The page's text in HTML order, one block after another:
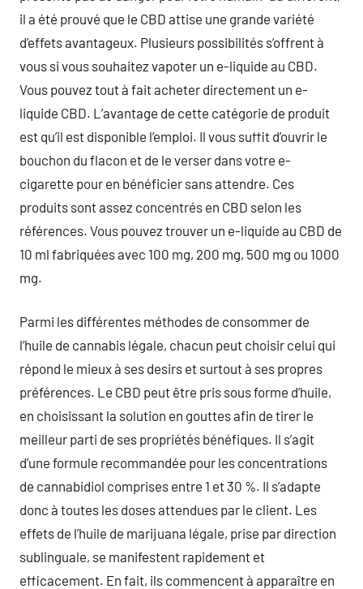
il a été prouvé que le CBD attise une grande variété
d’effets avantageux. Plusieurs possibilités s’offrent à
vous si vous souhaitez vapoter un e-liquide au CBD.
Vous pouvez tout à fait acheter directement un e-
liquide CBD. L’avantage de cette catégorie de produit
est qu’il est disponible l’emploi. Il vous suffit d’ouvrir le
bouchon du flacon et de le verser dans votre e-
cigarette pour en bénéficier sans attendre. Ces
produits sont assez concentrés en CBD selon les
références. Vous pouvez trouver un e-liquide au CBD de
10 ml fabriquées avec 100 mg, 200 mg, 500 mg ou 1000
mg.
Parmi les différentes méthodes de consommer de
l’huile de cannabis légale, chacun peut choisir celui qui
répond le mieux à ses desirs et surtout à ses propres
préférences. Le CBD peut être pris sous forme d’huile,
en choisissant la solution en gouttes afin de tirer le
meilleur parti de ses propriétés bénéfiques. Il s’agit
d’une formule recommandée pour les concentrations
de cannabidiol comprises entre 1 et 30 %. Il s’adapte
donc à toutes les doses attendues par le client. Les
effets de l’huile de marijuana légale, prise par direction
sublinguale, se manifestent rapidement et
efficacement. En fait, ils commencent à apparaître en